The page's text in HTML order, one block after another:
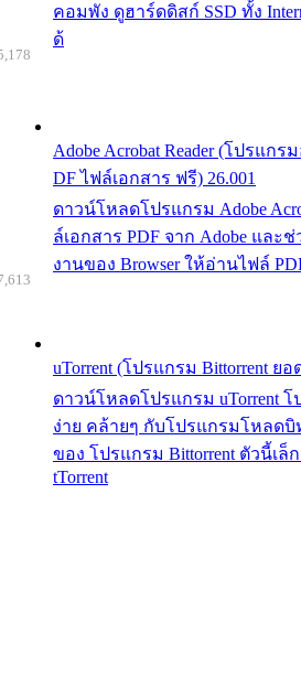
คอมพัง ดูฮาร์ดดิสก์ SSD ทั้ง
ด้
Adobe Acrobat Reader (โปรแก
DF ไฟล์เอกสาร ฟรี) 26.001
ดาวน์โหลดโปรแกรม Adobe
ล์เอกสาร PDF จาก Adobe และ
งานของ Browser ให้อ่านไฟล์
uTorrent (โปรแกรม Bittorrent ย
ดาวน์โหลดโปรแกรม uTorrent โ
ง่าย คล้ายๆ กับโปรแกรมโหลดบิ
ของ โปรแกรม Bittorrent ตัวนี้เล็
tTorrent